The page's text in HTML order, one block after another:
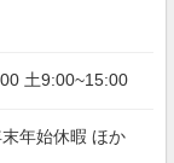
土9:00~15:00
年始休暇 ほか